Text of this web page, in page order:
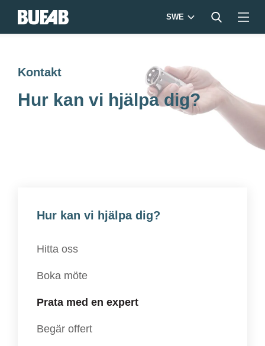
SWE
Kontakt
Hur kan vi hjälpa dig?
Hur kan vi hjälpa dig?
Hitta oss
Boka möte
Prata med en expert
Begär offert